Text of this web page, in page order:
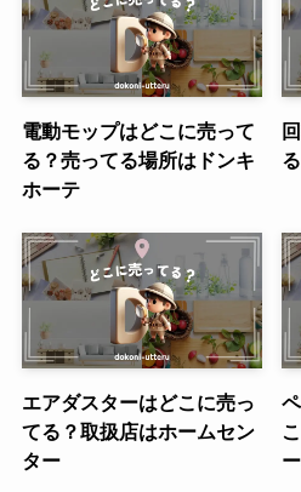
電動モップはどこに売って
る？売ってる場所はドンキ
ホーテ
エアダスターはどこに売っ
てる？取扱店はホームセン
ター